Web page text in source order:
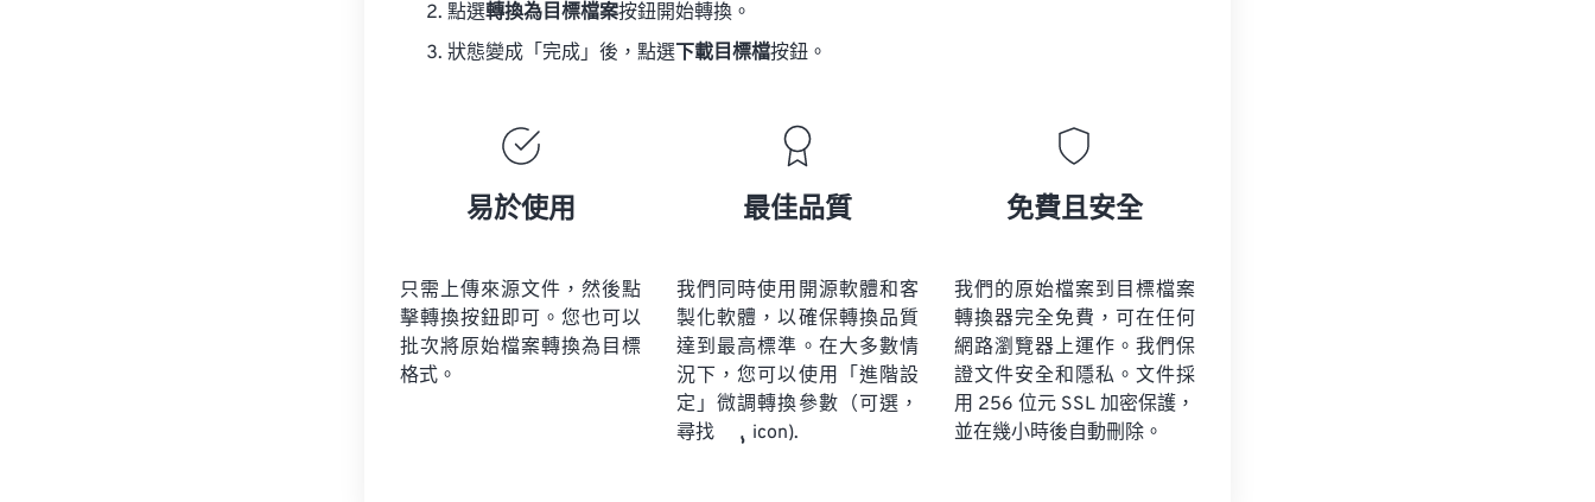
點選轉換為目標檔案按鈕開始轉換。
狀態變成「完成」後，點選 下載目標檔按鈕。
易於使用
只需上傳來源文件，然後點
擊轉換按鈕即可。您也可以
批次將原始檔案轉換為目標
格式。
最佳品質
我們同時使用開源軟體和客
製化軟體，以確保轉換品質
達到最高標準。在大多數情
況下，您可以使用「進階設
定」微調轉換參數（可選，
尋找
icon).
免費且安全
我們的原始檔案到目標檔案
轉換器完全免費，可在任何
網路瀏覽器上運作。我們保
證文件安全和隱私。文件採
用 256 位元 SSL 加密保護，
並在幾小時後自動刪除。